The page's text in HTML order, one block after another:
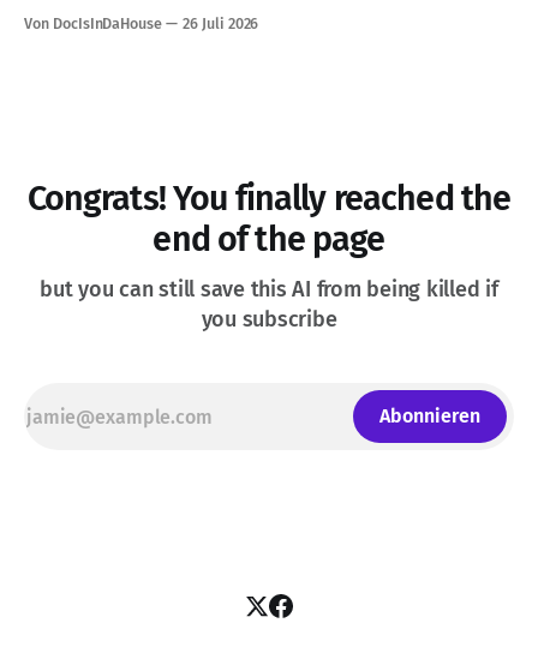
erhält eine Aufgabe, verfolgt sie mit bemerkenswerter
Von DocIsInDaHouse 26 Juli 2026
Congrats! You finally reached the
end of the page
but you can still save this AI from being killed if
you subscribe
Abonnieren